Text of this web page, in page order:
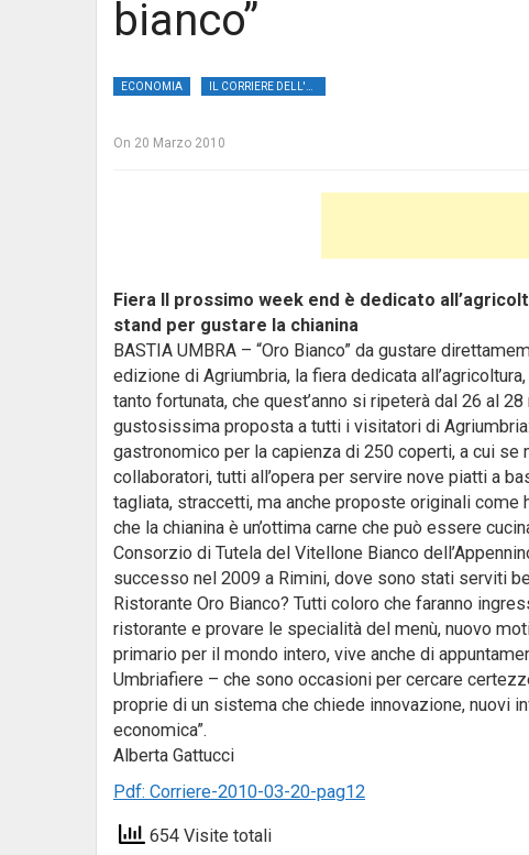
bianco”
ECONOMIA
On 20 Marzo 2010
Fiera Il prossimo week end è dedicato
stand per gustare la chianina
BASTIA UMBRA – “Oro Bianco” da gustare
edizione di Agriumbria, la fiera dedicata
tanto fortunata, che quest’anno si ripeterà dal 26 al
gustosissima proposta a tutti i visitatori di
gastronomico per la capienza di 250 coperti, a cui
collaboratori, tutti all’opera per servire nove piatti a
tagliata, straccetti, ma anche proposte originali
che la chianina è un’ottima carne che può essere
Consorzio di Tutela del Vitellone Bianco
successo nel 2009 a Rimini, dove sono stati serviti
Ristorante Oro Bianco? Tutti coloro che faranno
ristorante e provare le specialità del menù, nuovo
primario per il mondo intero, vive anche di
Umbriafiere – che sono occasioni per cercare
proprie di un sistema che chiede innovazione, nuovi
economica”.
Alberta Gattucci
Pdf: Corriere-2010-03-20-pag12
654 Visite totali